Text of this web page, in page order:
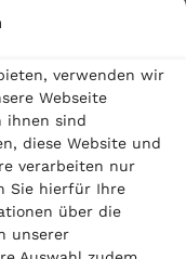
verwenden wir
Webseite
ihnen sind
diese Website und
verarbeiten nur
Sie hierfür Ihre
über die
unserer
auf
wird in der
Diese wird
sich nach der